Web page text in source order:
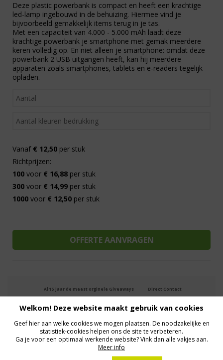
Deze plastic powerbank is compact en heeft een krachtige
led-lamp ingebouwd in de behuizing. Hiermee vind je
bijvoorbeeld gemakkelijk items terug in je tas.
Met een capaciteit van 4.000 - 5.000 mAh laadt deze
krachtige powerbank je smartphone met gemak meerdere
keren volledig op. En niet alleen je smartphone: omdat deze
powerbank 2 USB uitgangen heeft, kan hij meerdere
apparaten zoals smartphones, tablets en e-readers tegelijk
opladen.
Vanaf € 12,50 per stuk
Richtprijzen:
100 voor € 16,88 per stuk
300 voor € 14,99 per stuk
1000 voor € 12,50 per stuk
Al 15 jaar de meest orginele Giveaways Direct Contact
MELD JE AAN VOOR ONZE NIEUWSBRIEF
Profiteer van deals en een dosis inspiratie!
Welkom! Deze website maakt gebruik van cookies
Geef hier aan welke cookies we mogen plaatsen. De noodzakelijke en
statistiek-cookies helpen ons de site te verbeteren.
Ga je voor een optimaal werkende website? Vink dan alle vakjes aan.
Meer info